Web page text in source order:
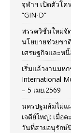
จุฬาฯ เปิดตัวโ
“GIN-D”
พรรควิชั่นใหม่จั
นโยบายช่วยชา
เศรษฐกิจและห
เริ่มแล้วงานมห
International
– 5 เมย.2569
นครปฐมส้มไม่แ
เจดีย์ใหญ่: เมื่อค
วันที่สายอนุรักษ์